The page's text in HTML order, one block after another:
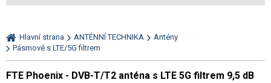
Hlavní strana ANTÉNNÍ TECHNIKA
Antény
Pásmové s LTE/5G filtrem
FTE Phoenix - DVB-T/T2 anténa s LTE 5G filtrem 9,5 dB